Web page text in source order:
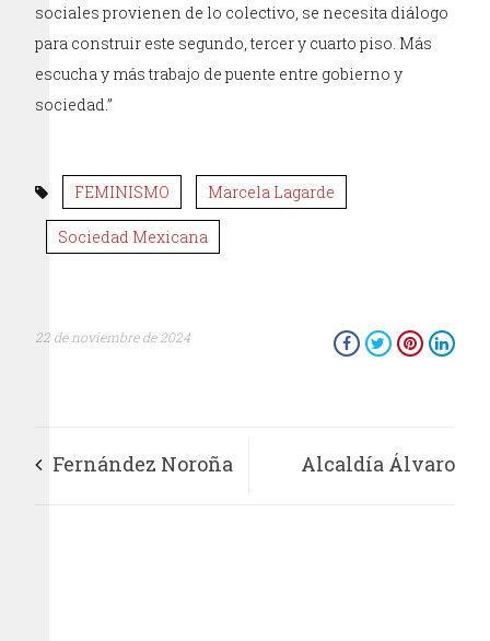
sociales provienen de lo colectivo, se necesita diálogo
para construir este segundo, tercer y cuarto piso. Más
escucha y más trabajo de puente entre gobierno y
sociedad.”
FEMINISMO Marcela Lagarde
Sociedad Mexicana
22 de noviembre de 2024
Fernández Noroña Alcaldía Álvaro